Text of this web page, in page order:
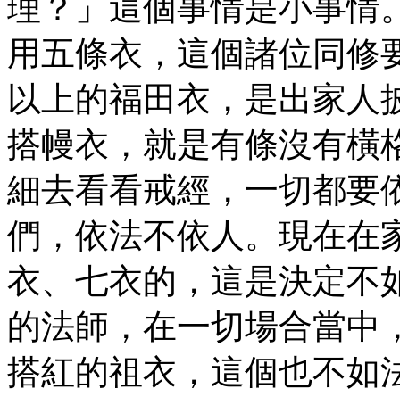
理？」這個事情是小事情
用五條衣，這個諸位同修
以上的福田衣，是出家人
搭幔衣，就是有條沒有橫
細去看看戒經，一切都要
們，依法不依人。現在在
衣、七衣的，這是決定不
的法師，在一切場合當中
搭紅的祖衣，這個也不如